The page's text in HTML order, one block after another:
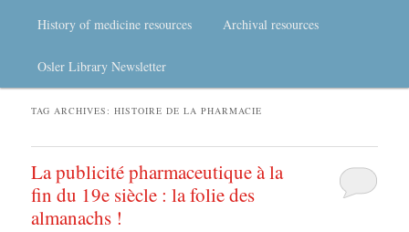
History of medicine resources Archival resources
Osler Library Newsletter
TAG ARCHIVES:HISTOIRE DE LA PHARMACIE
La publicité pharmaceutique à la
fin du 19e siècle : la folie des
almanachs !